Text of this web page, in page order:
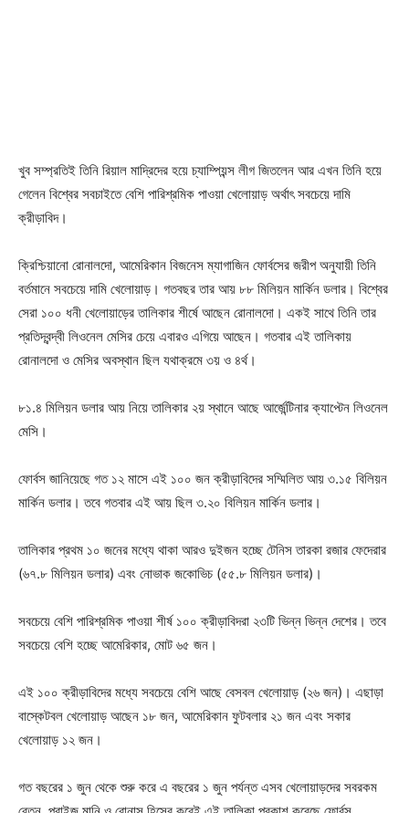
খুব সম্প্রতিই তিনি রিয়াল মাদ্রিদের হয়ে চ্যাম্পিয়ন্স লীগ জিতলেন আর এখন তিনি হয়ে
গেলেন বিশ্বের সবচাইতে বেশি পারিশ্রমিক পাওয়া খেলোয়াড় অর্থাৎ সবচেয়ে দামি
ক্রীড়াবিদ।
ক্রিশ্চিয়ানো রোনালদো, আমেরিকান বিজনেস ম্যাগাজিন ফোর্বসের জরীপ অনুযায়ী তিনি
বর্তমানে সবচেয়ে দামি খেলোয়াড়। গতবছর তার আয় ৮৮ মিলিয়ন মার্কিন ডলার। বিশ্বের
সেরা ১০০ ধনী খেলোয়াড়ের তালিকার শীর্ষে আছেন রোনালদো। একই সাথে তিনি তার
প্রতিদ্বন্দ্বী লিওনেল মেসির চেয়ে এবারও এগিয়ে আছেন। গতবার এই তালিকায়
রোনালদো ও মেসির অবস্থান ছিল যথাক্রমে ৩য় ও ৪র্থ।
৮১.৪ মিলিয়ন ডলার আয় নিয়ে তালিকার ২য় স্থানে আছে আর্জেন্টিনার ক্যাপ্টেন লিওনেল
মেসি।
ফোর্বস জানিয়েছে গত ১২ মাসে এই ১০০ জন ক্রীড়াবিদের সম্মিলিত আয় ৩.১৫ বিলিয়ন
মার্কিন ডলার। তবে গতবার এই আয় ছিল ৩.২০ বিলিয়ন মার্কিন ডলার।
তালিকার প্রথম ১০ জনের মধ্যে থাকা আরও দুইজন হচ্ছে টেনিস তারকা রজার ফেদেরার
(৬৭.৮ মিলিয়ন ডলার) এবং নোভাক জকোভিচ (৫৫.৮ মিলিয়ন ডলার)।
সবচেয়ে বেশি পারিশ্রমিক পাওয়া শীর্ষ ১০০ ক্রীড়াবিদরা ২৩টি ভিন্ন ভিন্ন দেশের। তবে
সবচেয়ে বেশি হচ্ছে আমেরিকার, মোট ৬৫ জন।
এই ১০০ ক্রীড়াবিদের মধ্যে সবচেয়ে বেশি আছে বেসবল খেলোয়াড় (২৬ জন)। এছাড়া
বাস্কেটবল খেলোয়াড় আছেন ১৮ জন, আমেরিকান ফুটবলার ২১ জন এবং সকার
খেলোয়াড় ১২ জন।
গত বছরের ১ জুন থেকে শুরু করে এ বছরের ১ জুন পর্যন্ত এসব খেলোয়াড়দের সবরকম